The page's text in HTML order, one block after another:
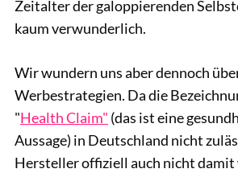
Zeitalter der galoppierenden
kaum verwunderlich.
Wir wundern uns aber dennoch
Werbestrategien. Da die
"Health Claim" (das ist eine
Aussage) in Deutschland nicht
Hersteller offiziell auch nicht damit